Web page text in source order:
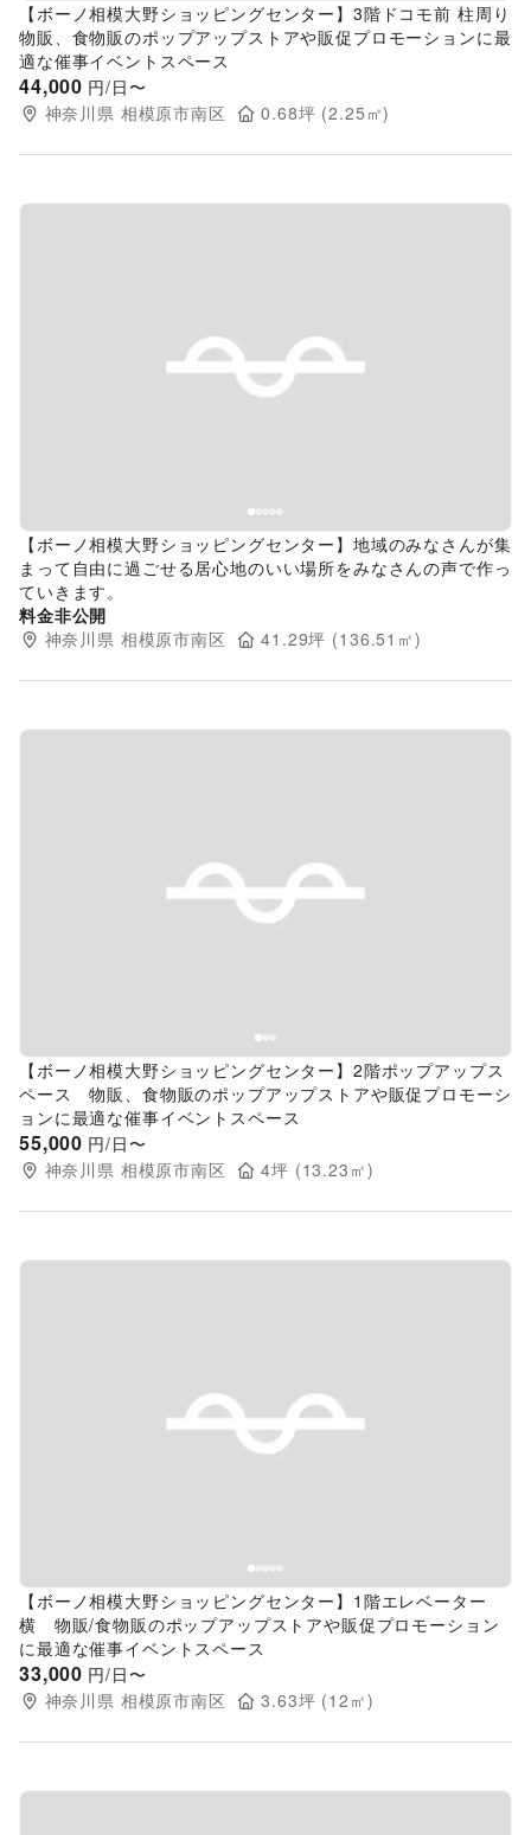
【ボーノ相模大野ショッピングセンター】3階ドコモ前 柱周り
物販、食物販のポップアップストアや販促プロモーションに最
適な催事イベントスペース
44,000 円/日〜
神奈川県 相模原市南区 0.68坪 (2.25 ㎡)
Previous slide
【ボーノ相模大野ショッピングセンター】地域のみなさんが集
まって自由に過ごせる居心地のいい場所をみなさんの声で作っ
ていきます。
料金非公開
神奈川県 相模原市南区 41.29坪 (136.51 ㎡)
Previous slide
【ボーノ相模大野ショッピングセンター】2階ポップアップス
ペース 物販、食物販のポップアップストアや販促プロモーシ
ョンに最適な催事イベントスペース
55,000 円/日〜
神奈川県 相模原市南区 4坪 (13.23 ㎡)
Previous slide
【ボーノ相模大野ショッピングセンター】1階エレベーター
横 物販/食物販のポップアップストアや販促プロモーション
に最適な催事イベントスペース
33,000 円/日〜
神奈川県 相模原市南区 3.63坪 (12 ㎡)